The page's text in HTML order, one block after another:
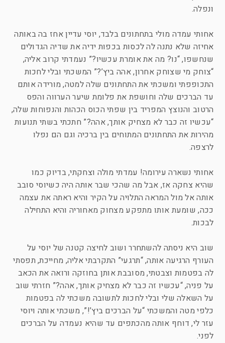
ונפלה.
אחותי עמדה מולי בתחתונים בלבד, יוסי עדיין אחז בה באותה
אחיזה שלא נתנה לה לכסות בכפות ידיה את שדיה הגדולים
שנחשפו, “נו? מה את אומרת עכשיו?” נעמדתי קרוב אליה,
“צוחק מי שצוחק אחרון, אהה ביץ’?” המשכתי ובלי לחכות
התכופפתי ומשכתי את התחתונים שלה למטה, מורידה אותם
עד הברכים שלה וחושפת את פלומת שיער הערווה והפס
הרטוב והנוצץ המפריד בין שפתי הכוס הכהות והנפוחות שלה,
“עכשיו זה כבר לא מצחיק אותך, אהה?” חתכתי בשתי תנועות
מהירות את התחתונים המתוחים בין ברכיה וגם הם נפלו
לרצפה.
אחותי נשארה עירומה! עמדתי מולה וצחקתי, בדיוק כמו
שהיא צחקה אז, אבל מה שהכי שבר אותה היה כשיוסי סובב
אותה אל מול המראה התלויה על הקיר והיא ראתה את עצמה
ככה, שומעת אותו מתפקע מצחוק מאחוריה והיא התחילה
לבכות.
שוב היא ניסתה להשתחרר ושוב לחיצה קטנה של יוסי על
העורף הרגיעה אותה, “תרגעי” התקרבתי אליה, מחייכת, תפסתי
לה בפטמות וצבטתי, מסובבת אותן בחוזקה ורואה את הכאב
על פניה, “עכשיו זה כבר לא מצחיק אותך, אהה?” חזרתי שוב
על השאלה שלי ובלי לחכות לתשובה משכתי לה בפטמות
כלפי מטה והמשכתי “על הברכים ביץ’!”, משכתי אותה ויוסי
עזר לי, דוחף אותה מהכתפים עד שהיא נעמדה על הברכים
לפני.